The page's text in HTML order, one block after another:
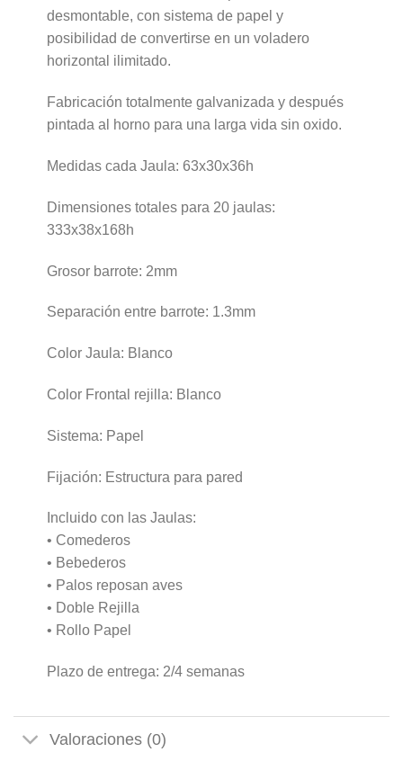
desmontable, con sistema de papel y
posibilidad de convertirse en un voladero
horizontal ilimitado.
Fabricación totalmente galvanizada y después
pintada al horno para una larga vida sin oxido.
Medidas cada Jaula: 63x30x36h
Dimensiones totales para 20 jaulas:
333x38x168h
Grosor barrote: 2mm
Separación entre barrote: 1.3mm
Color Jaula: Blanco
Color Frontal rejilla: Blanco
Sistema: Papel
Fijación: Estructura para pared
Incluido con las Jaulas:
• Comederos
• Bebederos
• Palos reposan aves
• Doble Rejilla
• Rollo Papel
Plazo de entrega: 2/4 semanas
Valoraciones (0)